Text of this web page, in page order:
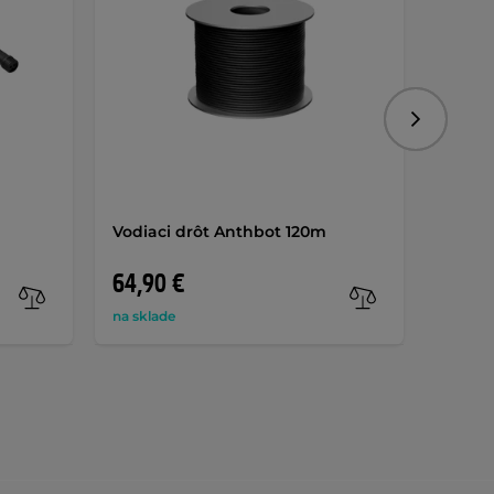
Vodiaci drôt Anthbot 120m
64,90 €
na sklade